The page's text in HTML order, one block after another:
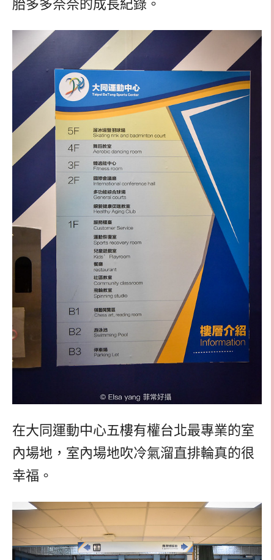
胎多多奈奈的成長紀錄。
在大同運動中心五樓有權台北最專業的室
內場地，室內場地吹冷氣溜直排輪真的很
幸福。